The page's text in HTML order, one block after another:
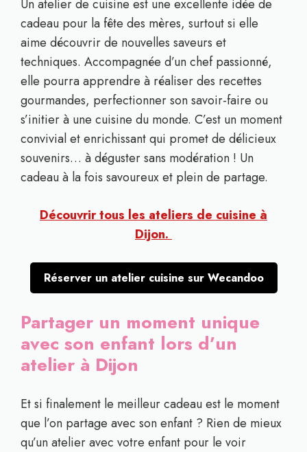
Un atelier de cuisine est une excellente idée de
cadeau pour la fête des mères, surtout si elle
aime découvrir de nouvelles saveurs et
techniques. Accompagnée d’un chef passionné,
elle pourra apprendre à réaliser des recettes
gourmandes, perfectionner son savoir-faire ou
s’initier à une cuisine du monde. C’est un moment
convivial et enrichissant qui promet de délicieux
souvenirs… à déguster sans modération ! Un
cadeau à la fois savoureux et plein de partage.
Découvrir tous les ateliers de cuisine à
Dijon.
Réserver un atelier cuisine sur Wecandoo
Partager un moment unique
avec son enfant lors d’un
atelier à Dijon
Et si finalement le meilleur cadeau est le moment
que l’on partage avec son enfant ? Rien de mieux
qu’un atelier avec votre enfant pour le voir